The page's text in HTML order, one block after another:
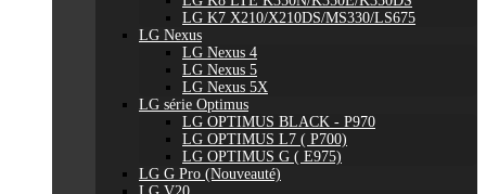
LG K7 X210/X210DS/MS330/LS675
LG Nexus
LG Nexus 4
LG Nexus 5
LG Nexus 5X
LG série Optimus
LG OPTIMUS BLACK - P970
LG OPTIMUS L7 ( P700)
LG OPTIMUS G ( E975)
LG G Pro (Nouveauté)